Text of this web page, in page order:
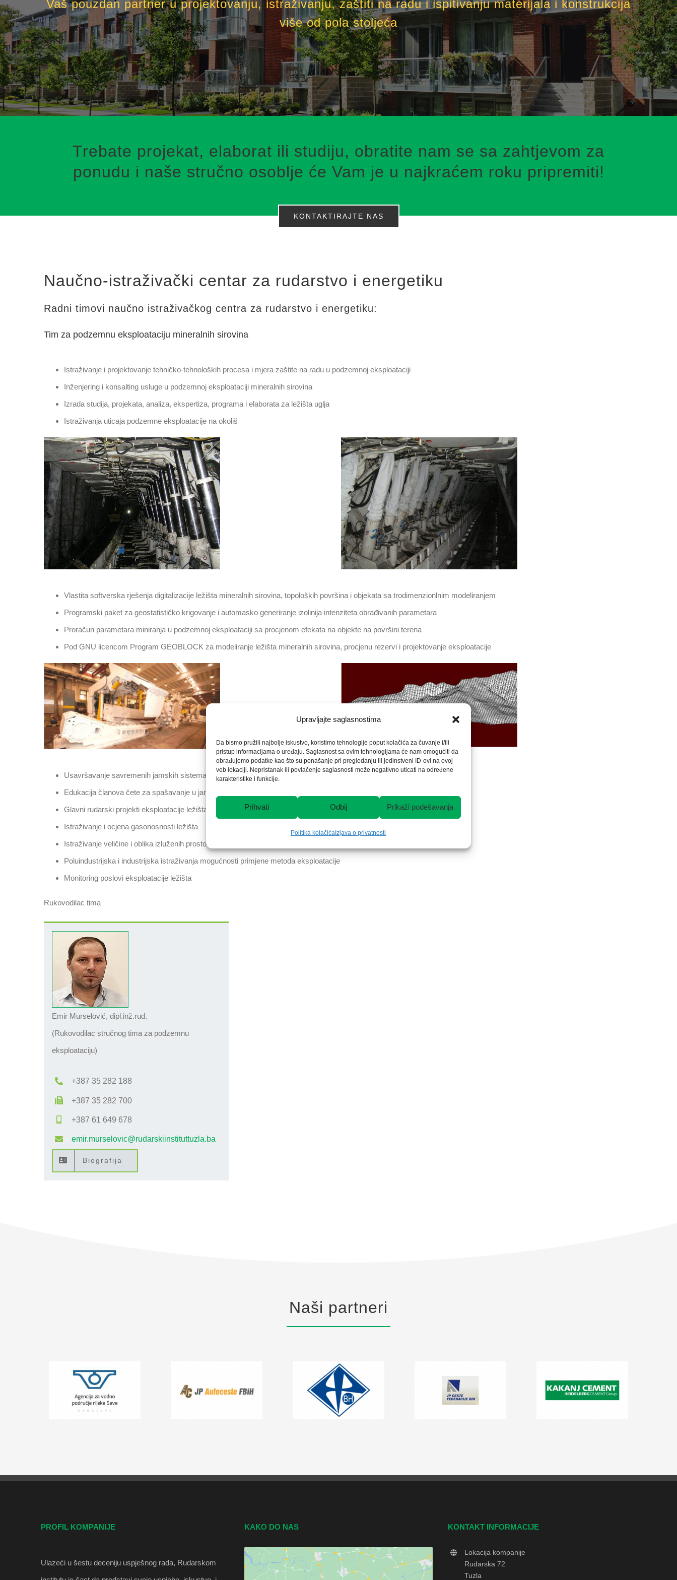
Upravljajte saglasnostima
Da bismo pružili najbolje iskustvo, koristimo tehnologije poput kolačića za čuvanje i/ili
pristup informacijama o uređaju. Saglasnost sa ovim tehnologijama će nam omogućiti da
obrađujemo podatke kao što su ponašanje pri pregledanju ili jedinstveni ID-ovi na ovoj
veb lokaciji. Nepristanak ili povlačenje saglasnosti može negativno uticati na određene
karakteristike i funkcije.
Prihvati Odbij Prikaži podešavanja
Politika kolačićaIzjava o privatnosti
Vaš pouzdan partner u projektovanju, istraživanju, zaštiti na radu i ispitivanju materijala i konstrukcija
više od pola stoljeća
Trebate projekat, elaborat ili studiju, obratite nam se sa zahtjevom za
ponudu i naše stručno osoblje će Vam je u najkraćem roku pripremiti!
KONTAKTIRAJTE NAS
Naučno-istraživački centar za rudarstvo i energetiku
Radni timovi naučno istraživačkog centra za rudarstvo i energetiku:
Tim za podzemnu eksploataciju mineralnih sirovina
Istraživanje i projektovanje tehničko-tehnoloških procesa i mjera zaštite na radu u podzemnoj eksploataciji
Inženjering i konsalting usluge u podzemnoj eksploataciji mineralnih sirovina
Izrada studija, projekata, analiza, ekspertiza, programa i elaborata za ležišta uglja
Istraživanja uticaja podzemne eksploatacije na okoliš
Vlastita softverska rješenja digitalizacije ležišta mineralnih sirovina, topoloških površina i objekata sa trodimenzionlnim modeliranjem
Programski paket za geostatističko krigovanje i automasko generiranje izolinija intenziteta obrađivanih parametara
Proračun parametara miniranja u podzemnoj eksploataciji sa procjenom efekata na objekte na površini terena
Pod GNU licencom Program GEOBLOCK za modeliranje ležišta mineralnih sirovina, procjenu rezervi i projektovanje eksploatacije
Usavršavanje savremenih jamskih sistema, metoda i sredstava rada
Edukacija članova čete za spašavanje u jamama sa opasnim uslovima rada
Glavni rudarski projekti eksploatacije ležišta uglja, metala i soli
Istraživanje i ocjena gasonosnosti ležišta
Istraživanje veličine i oblika izluženih prostora u ležištima soli ultrazvučnim eholokatorom
Poluindustrijska i industrijska istraživanja mogućnosti primjene metoda eksploatacije
Monitoring poslovi eksploatacije ležišta
Rukovodilac tima
Emir Murselović, dipl.inž.rud.
(Rukovodilac stručnog tima za podzemnu
eksploataciju)
+387 35 282 188
+387 35 282 700
+387 61 649 678
emir.murselovic@rudarskiinstituttuzla.ba
Biografija
Naši partneri
PROFIL KOMPANIJE
Ulazeći u šestu deceniju uspješnog rada, Rudarskom
KAKO DO NAS KONTAKT INFORMACIJE
Lokacija kompanije
Rudarska 72
Tuzla